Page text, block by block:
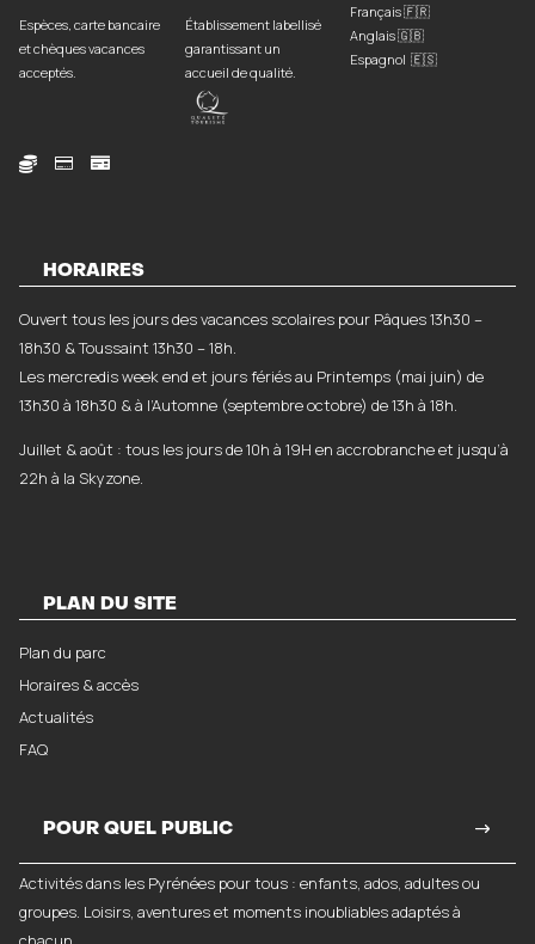
Espèces, carte bancaire
et chèques vacances
acceptés.
  
Établissement labellisé
garantissant un
accueil de qualité.
Français 🇫🇷
Anglais 🇬🇧
Espagnol 🇪🇸
HORAIRES
Ouvert tous les jours des vacances scolaires pour Pâques 13h30 –
18h30 & Toussaint 13h30 – 18h.
Les mercredis week end et jours fériés au Printemps (mai juin) de
13h30 à 18h30 & à l’Automne (septembre octobre) de 13h à 18h.
Juillet & août : tous les jours de 10h à 19H en accrobranche et jusqu’à
22h à la Skyzone.
PLAN DU SITE
Plan du parc
Horaires & accès
Actualités
FAQ
POUR QUEL PUBLIC
Activités dans les Pyrénées pour tous : enfants, ados, adultes ou
groupes. Loisirs, aventures et moments inoubliables adaptés à